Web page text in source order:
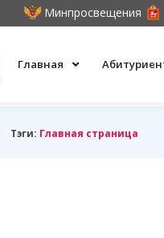
Минпросвещения
Главная
Тэги: Главная страница